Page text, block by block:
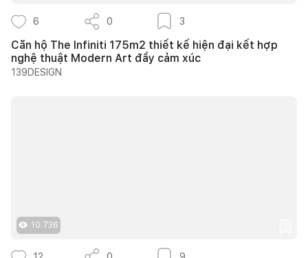
6 0 3
Căn hộ The Infiniti 175m2 thiết kế hiện đại kết hợp
nghệ thuật Modern Art đầy cảm xúc
139DESIGN
10.736